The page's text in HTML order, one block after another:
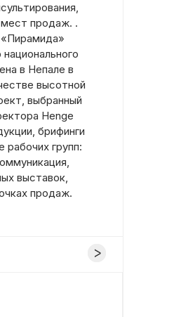
мест продаж. .
«Пирамида»
в Непале в
высотной
выбранный
Henge
брифинги
групп:
выставок,
продаж.